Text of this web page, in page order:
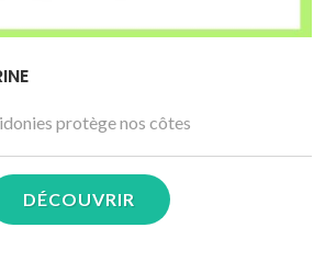
protège nos côtes
DÉCOUVRIR